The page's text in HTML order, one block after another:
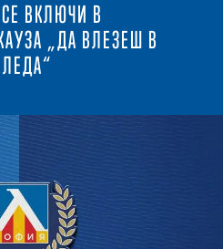
ВКЛЮЧИ В
„ДА ВЛЕЗЕШ В